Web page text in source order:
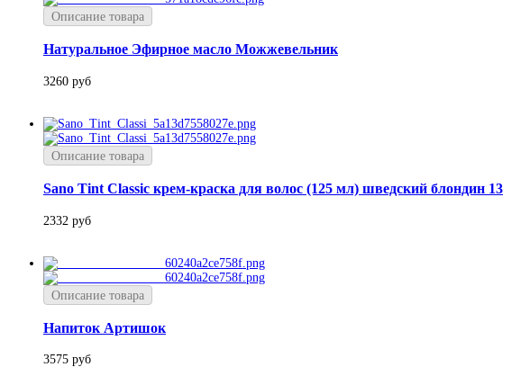
Описание товара
Натуральное Эфирное масло Можжевельник
3260 руб
Описание товара
Sano Tint Classic крем-краска для волос (125 мл) шведский блондин 13
2332 руб
Описание товара
Напиток Артишок
3575 руб